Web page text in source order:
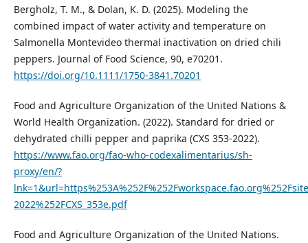
Bergholz, T. M., & Dolan, K. D. (2025). Modeling the
combined impact of water activity and temperature on
Salmonella Montevideo thermal inactivation on dried chili
peppers. Journal of Food Science, 90, e70201.
https://doi.org/10.1111/1750-3841.70201
Food and Agriculture Organization of the United Nations &
World Health Organization. (2022). Standard for dried or
dehydrated chilli pepper and paprika (CXS 353-2022).
https://www.fao.org/fao-who-codexalimentarius/sh-
proxy/en/?
2022%252FCXS_353e.pdf
Food and Agriculture Organization of the United Nations.